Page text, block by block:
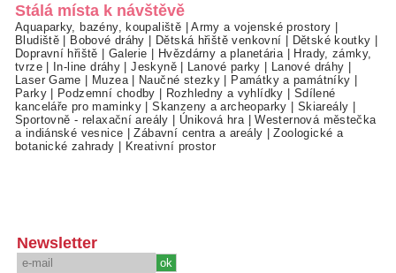
Stálá místa k návštěvě
Aquaparky, bazény, koupaliště |Army a vojenské prostory
Bludiště
Bobové dráhy Dětská hřiště venkovní Dětské koutky
Dopravní hřiště
Galerie Hvězdárny a planetária
Hrady, zámky,
tvrze| In-line dráhy |Jeskyně| Lanové parky Lanové dráhy
Laser Game
Muzea| Naučné stezky Památky a památníky
Parky| Podzemní chodby Rozhledny a vyhlídky
Sdílené
kanceláře pro maminky |Skanzeny a archeoparky Skiareály
Sportovně - relaxační areály
Úniková hra |Westernová městečka
a indiánské vesnice |Zábavní centra a areály |Zoologické a
botanické zahrady
Kreativní prostor
Newsletter